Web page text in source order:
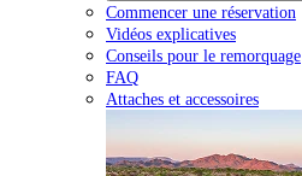
Commencer une réservation
Vidéos explicatives
Conseils pour le remorquage
FAQ
Attaches et accessoires